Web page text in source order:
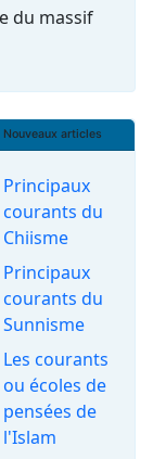
du massif
Nouveaux articles
Principaux
courants du
Chiisme
Principaux
courants du
Sunnisme
Les courants
ou écoles de
pensées de
l'Islam